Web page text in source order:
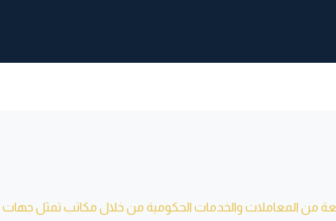
من المعاملات والخدمات الحكومية من خلال مكاتب تمثل جهات